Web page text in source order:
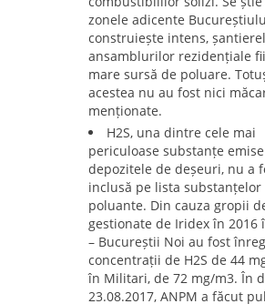
zonele adicente
construiește intens,
ansamblurilor rezidențiale
mare sursă de poluare.
acestea nu au fost nici
menționate.
H2S, una dintre cele mai
periculoase substanțe
depozitele de deșeuri, nu a
inclusă pe lista substanțelor
poluante. Din cauza gropii
gestionate de Iridex în 2016
– Bucureștii Noi au fost
concentrații de H2S de 44
în Militari, de 72 mg/m3. În
23.08.2017, ANPM a făcut